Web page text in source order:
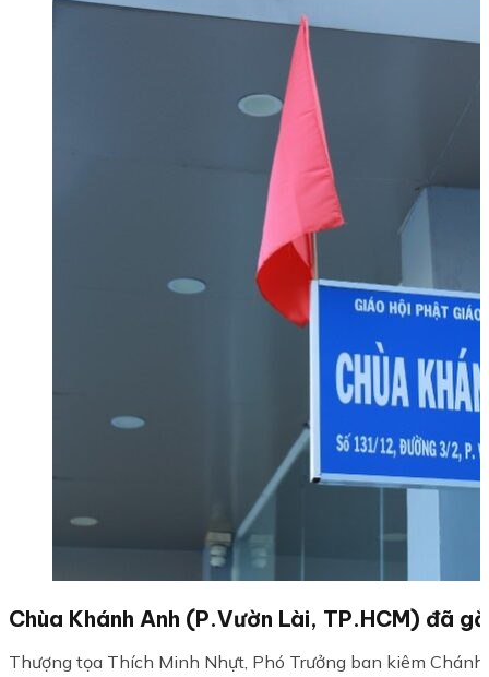
Chùa Khánh Anh (P.Vườn Lài, TP.HCM) đã
Thượng tọa Thích Minh Nhựt, Phó Trưởng ban kiêm